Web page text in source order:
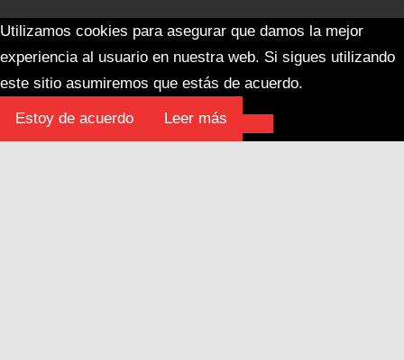
Utilizamos cookies para asegurar que damos la mejor
experiencia al usuario en nuestra web. Si sigues utilizando
este sitio asumiremos que estás de acuerdo.
Estoy de acuerdo Leer más